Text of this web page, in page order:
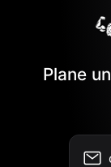
Plane